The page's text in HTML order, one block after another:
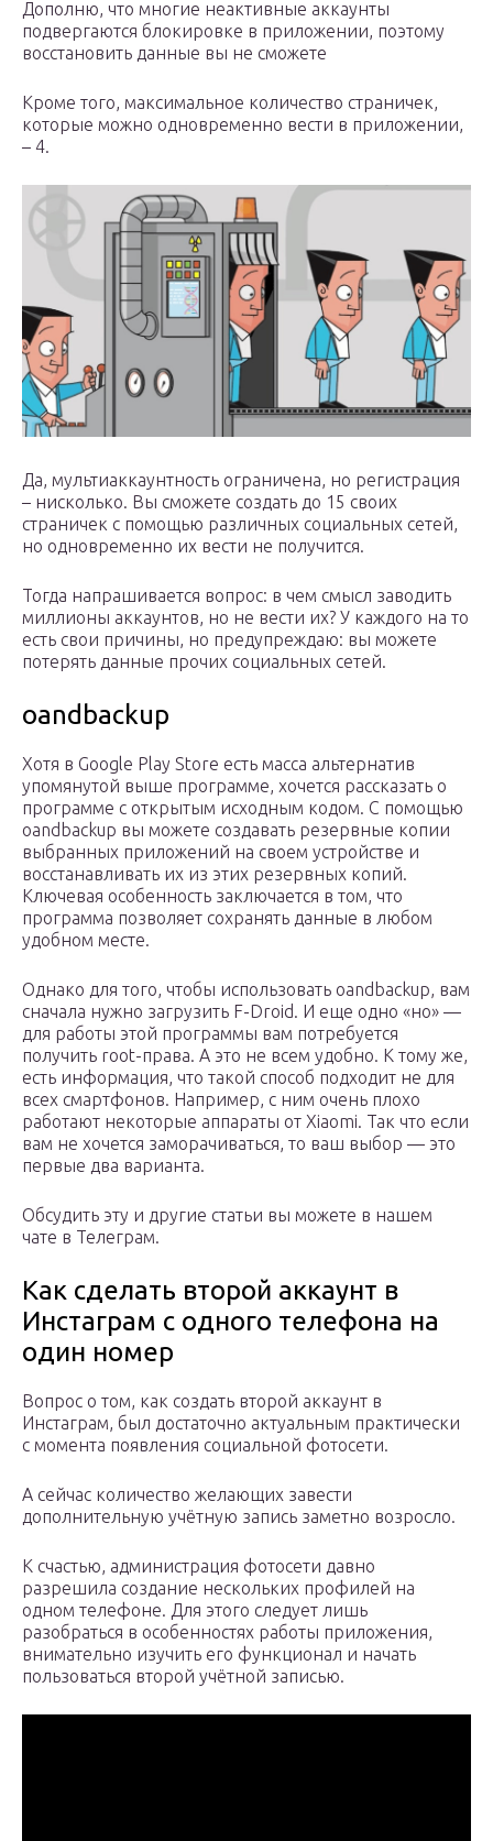
Дополню, что многие неактивные аккаунты
подвергаются блокировке в приложении, поэтому
восстановить данные вы не сможете
Кроме того, максимальное количество страничек,
которые можно одновременно вести в приложении,
– 4.
Да, мультиаккаунтность ограничена, но регистрация
– нисколько. Вы сможете создать до 15 своих
страничек с помощью различных социальных сетей,
но одновременно их вести не получится.
Тогда напрашивается вопрос: в чем смысл заводить
миллионы аккаунтов, но не вести их? У каждого на то
есть свои причины, но предупреждаю: вы можете
потерять данные прочих социальных сетей.
oandbackup
Хотя в Google Play Store есть масса альтернатив
упомянутой выше программе, хочется рассказать о
программе с открытым исходным кодом. С помощью
oandbackup вы можете создавать резервные копии
выбранных приложений на своем устройстве и
восстанавливать их из этих резервных копий.
Ключевая особенность заключается в том, что
программа позволяет сохранять данные в любом
удобном месте.
Однако для того, чтобы использовать oandbackup, вам
сначала нужно загрузить F-Droid. И еще одно «но» —
для работы этой программы вам потребуется
получить root-права. А это не всем удобно. К тому же,
есть информация, что такой способ подходит не для
всех смартфонов. Например, с ним очень плохо
работают некоторые аппараты от Xiaomi. Так что если
вам не хочется заморачиваться, то ваш выбор — это
первые два варианта.
Обсудить эту и другие статьи вы можете в нашем
чате в Телеграм.
Как сделать второй аккаунт в
Инстаграм с одного телефона на
один номер
Вопрос о том, как создать второй аккаунт в
Инстаграм, был достаточно актуальным практически
с момента появления социальной фотосети.
А сейчас количество желающих завести
дополнительную учётную запись заметно возросло.
К счастью, администрация фотосети давно
разрешила создание нескольких профилей на
одном телефоне. Для этого следует лишь
разобраться в особенностях работы приложения,
внимательно изучить его функционал и начать
пользоваться второй учётной записью.